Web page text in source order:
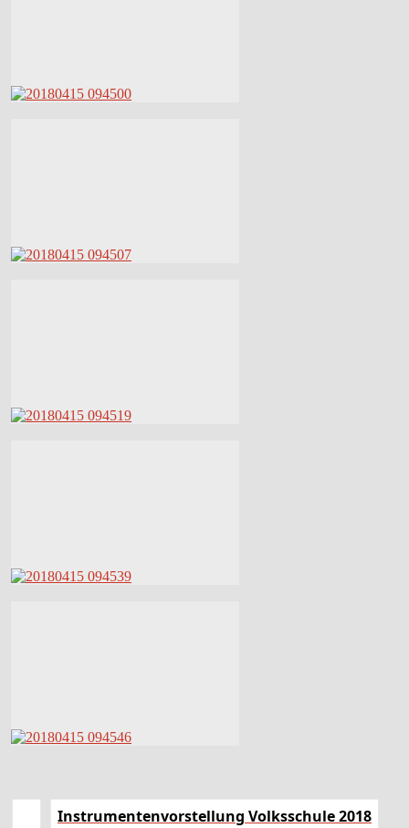
Instrumentenvorstellung Volksschule 2018